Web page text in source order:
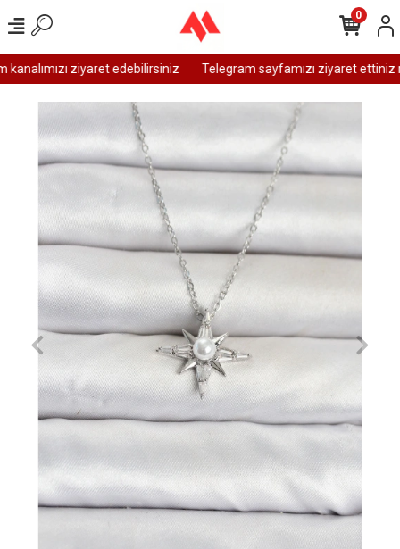
ziyaret edebilirsiniz Telegram sayfamızı ziyaret ettiniz
0